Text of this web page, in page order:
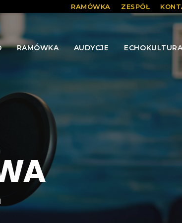
RAMÓWKA ZESPÓŁ
RAMÓWKA AUDYCJE